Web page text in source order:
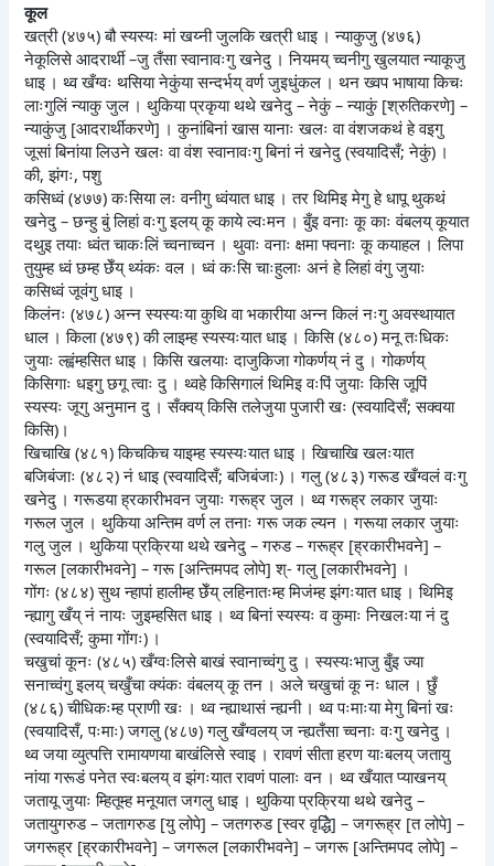
कूल
खत्री (४७५) बौ स्यस्यः मां खय्नी जुलकि खत्री धाइ । न्याकुजु (४७६)
नेकूलिसे आदरार्थी –जु तँसा स्वानावःगु खनेदु । नियमय् च्वनीगु खुलयात न्याकूजु
धाइ । थ्व खँग्वः थसिया नेकुंया सन्दर्भय् वर्ण जुइधुंकल । थन ख्वप भाषाया किचः
लाःगुलिं न्याकु जुल । थुकिया प्रकृया थथे खनेदु – नेकुं – न्याकुं [श्रुतिकरणे] –
न्याकुंजु [आदरार्थीकरणे] । कुनांबिनां खास यानाः खलः वा वंशजकथं हे वइगु
जूसां बिनांया लिउने खलः वा वंश स्वानावःगु बिनां नं खनेदु (स्वयादिसँ; नेकुं) ।
की, झंगः, पशु
कसिध्वं (४७७) कःसिया लः वनीगु ध्वंयात धाइ । तर थिमिइ मेगु हे धापू थुकथं
खनेदु – छन्हु बुं लिहां वःगु इलय् कू काये ल्वःमन । बुँइ वनाः कू काः वंबलय् कूयात
दथुइ तयाः ध्वंत चाकःलिं च्वनाच्वन । थुवाः वनाः क्षमा फ्वनाः कू कयाहल । लिपा
तुयुम्ह ध्वं छम्ह छेँय् थ्यंकः वल । ध्वं कःसि चाःहुलाः अनं हे लिहां वंगु जुयाः
कसिध्वं जूवंगु धाइ ।
किलंनः (४७८) अन्न स्यस्यःया कुथि वा भकारीया अन्न किलं नःगु अवस्थायात
धाल । किला (४७९) की लाइम्ह स्यस्यःयात धाइ । किसि (४८०) मनू तःधिकः
जुयाः ल्ह्वंम्हसित धाइ । किसि खलयाः दाजुकिजा गोकर्णय् नं दु । गोकर्णय्
किसिगाः धइगु छगू त्वाः दु । थ्वहे किसिगालं थिमिइ वःपिं जुयाः किसि जूपिं
स्यस्यः जूगु अनुमान दु । सँक्वय् किसि तलेजुया पुजारी खः (स्वयादिसँ; सक्वया
किसि)।
खिचाखि (४८१) किचकिच याइम्ह स्यस्यःयात धाइ । खिचाखि खलःयात
बजिबंजाः (४८२) नं धाइ (स्वयादिसँ; बजिबंजाः) । गलु (४८३) गरूड खँग्वलं वःगु
खनेदु । गरूडया ह्रकारीभवन जुयाः गरूह्र जुल । थ्व गरूह्र लकार जुयाः
गरूल जुल । थुकिया अन्तिम वर्ण ल तनाः गरू जक ल्यन । गरूया लकार जुयाः
गलु जुल । थुकिया प्रक्रिया थथे खनेदु – गरुड – गरूह्र [ह्रकारीभवने] –
गरूल [लकारीभवने] – गरू [अन्तिमपद लोपे] श्- गलु [लकारीभवने] ।
गोंगः (४८४) सुथ न्हापां हालीम्ह छेँय् लहिनातःम्ह मिजंम्ह झंगःयात धाइ । थिमिइ
न्ह्यागु खँय् नं नायः जुइम्हसित धाइ । थ्व बिनां स्यस्यः व कुमाः निखलःया नं दु
(स्वयादिसँ; कुमा गोंगः) ।
चखुचां कूनः (४८५) खँग्वःलिसे बाखं स्वानाच्वंगु दु । स्यस्यःभाजु बुँइ ज्या
सनाच्वंगु इलय् चखुँचा क्यंकः वंबलय् कू तन । अले चखुचां कू नः धाल । छुँ
(४८६) चीधिकःम्ह प्राणी खः । थ्व न्ह्याथासं न्ह्यनी । थ्व पःमाःया मेगु बिनां खः
(स्वयादिसँ, पःमाः) जगलु (४८७) गलु खँग्वलय् ज न्ह्यतँसा च्वनाः वःगु खनेदु ।
थ्व जया व्युत्पत्ति रामायणया बाखंलिसे स्वाइ । रावणं सीता हरण याःबलय् जतायु
नांया गरूडं पनेत स्वःबलय् व झंगःयात रावणं पालाः वन । थ्व खँयात प्याखनय्
जतायू जुयाः म्हितूम्ह मनूयात जगलु धाइ । थुकिया प्रक्रिया थथे खनेदु –
जतायुगरुड – जतागरुड [यु लोपे] – जतगरुड [स्वर वृद्धिे] – जगरूह्र [त लोपे] –
जगरूह्र [ह्रकारीभवने] – जगरूल [लकारीभवने] – जगरू [अन्तिमपद लोपे] –